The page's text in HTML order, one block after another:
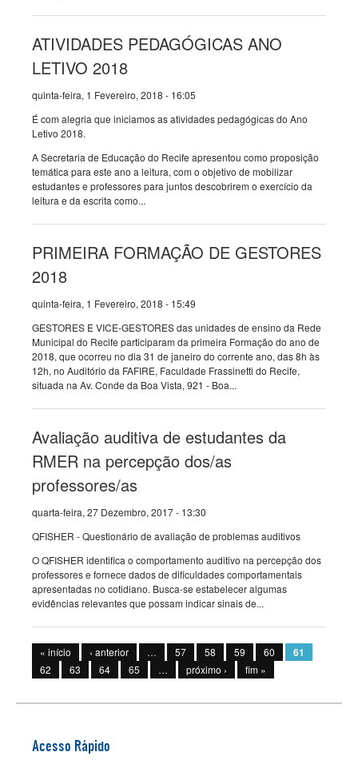
ATIVIDADES PEDAGÓGICAS ANO
LETIVO 2018
quinta-feira, 1 Fevereiro, 2018 - 16:05
É com alegria que iniciamos as atividades pedagógicas do Ano
Letivo 2018.
A Secretaria de Educação do Recife apresentou como proposição
temática para este ano a leitura, com o objetivo de mobilizar
estudantes e professores para juntos descobrirem o exercício da
leitura e da escrita como...
PRIMEIRA FORMAÇÃO DE GESTORES
2018
quinta-feira, 1 Fevereiro, 2018 - 15:49
GESTORES E VICE-GESTORES das unidades de ensino da Rede
Municipal do Recife participaram da primeira Formação do ano de
2018, que ocorreu no dia 31 de janeiro do corrente ano, das 8h às
12h, no Auditório da FAFIRE, Faculdade Frassinetti do Recife,
situada na Av. Conde da Boa Vista, 921 - Boa...
Avaliação auditiva de estudantes da
RMER na percepção dos/as
professores/as
quarta-feira, 27 Dezembro, 2017 - 13:30
QFISHER - Questionário de avaliação de problemas auditivos
O QFISHER identifica o comportamento auditivo na percepção dos
professores e fornece dados de dificuldades comportamentais
apresentadas no cotidiano. Busca-se estabelecer algumas
evidências relevantes que possam indicar sinais de...
Páginas
« início ‹ anterior … 57 58 59 60 61
62 63 64 65 … próximo › fim »
Acesso Rápido